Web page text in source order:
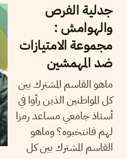
جدلية الفرص
والهوامش :
مجموعة الامتيازات
ضد المهمشين
ماهو القاسم المشترك بين
كل المواطنين الذين رأوا في
أستاذ جامعي مساعد رمزا
لهم فانتخبوه؟ وماهو
القاسم المشترك بين كل